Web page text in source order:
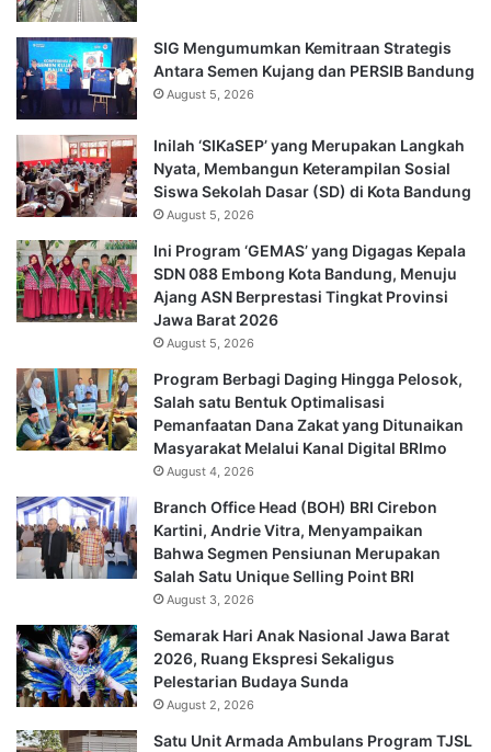
SIG Mengumumkan Kemitraan Strategis
Antara Semen Kujang dan PERSIB Bandung
August 5, 2026
Inilah ‘SIKaSEP’ yang Merupakan Langkah
Nyata, Membangun Keterampilan Sosial
Siswa Sekolah Dasar (SD) di Kota Bandung
August 5, 2026
Ini Program ‘GEMAS’ yang Digagas Kepala
SDN 088 Embong Kota Bandung, Menuju
Ajang ASN Berprestasi Tingkat Provinsi
Jawa Barat 2026
August 5, 2026
Program Berbagi Daging Hingga Pelosok,
Salah satu Bentuk Optimalisasi
Pemanfaatan Dana Zakat yang Ditunaikan
Masyarakat Melalui Kanal Digital BRImo
August 4, 2026
Branch Office Head (BOH) BRI Cirebon
Kartini, Andrie Vitra, Menyampaikan
Bahwa Segmen Pensiunan Merupakan
Salah Satu Unique Selling Point BRI
August 3, 2026
Semarak Hari Anak Nasional Jawa Barat
2026, Ruang Ekspresi Sekaligus
Pelestarian Budaya Sunda
August 2, 2026
Satu Unit Armada Ambulans Program TJSL